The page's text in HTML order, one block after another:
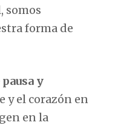
somos
forma de
y
y el corazón en
en la